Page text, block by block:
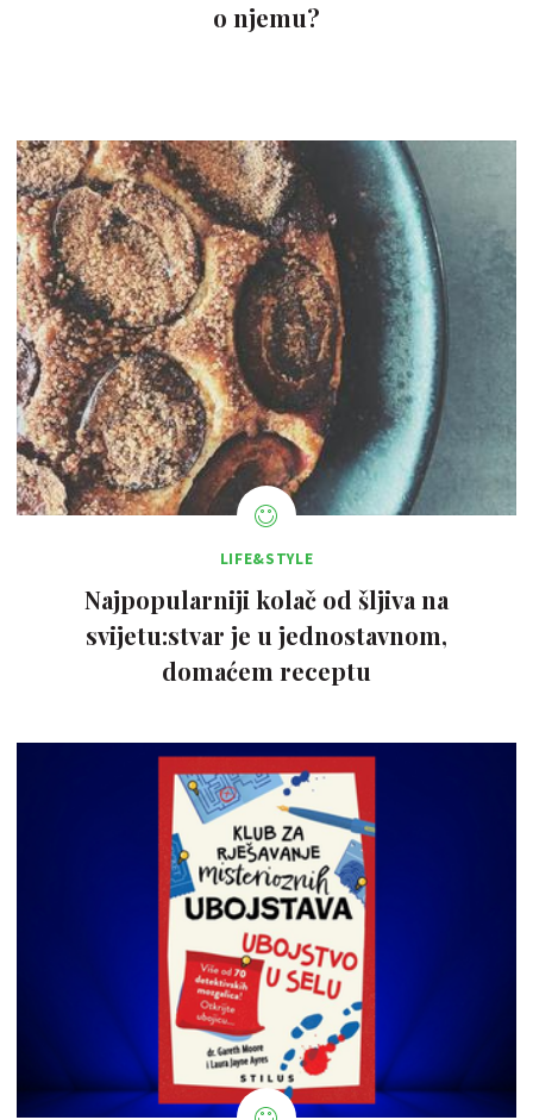
o njemu?
LIFE&STYLE
Najpopularniji kolač od šljiva na
svijetu:stvar je u jednostavnom,
domaćem receptu